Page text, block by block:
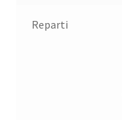
Reparti